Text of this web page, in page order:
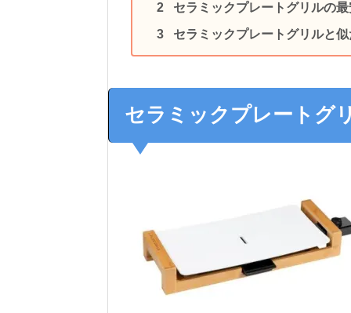
セラミックプレートグリルの
セラミックプレートグリルと似
セラミックプレートグ